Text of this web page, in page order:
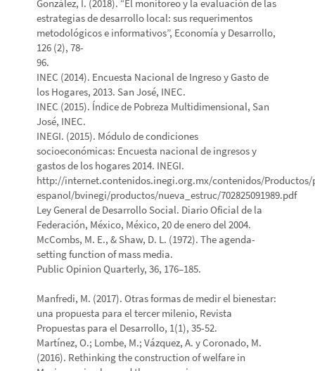
González, I. (2018). “El monitoreo y la evaluación de las
estrategias de desarrollo local: sus requerimentos
metodológicos e informativos”, Economía y Desarrollo,
126 (2), 78-
96.
INEC (2014). Encuesta Nacional de Ingreso y Gasto de
los Hogares, 2013. San José, INEC.
INEC (2015). Índice de Pobreza Multidimensional, San
José, INEC.
INEGI. (2015). Módulo de condiciones
socioeconómicas: Encuesta nacional de ingresos y
gastos de los hogares 2014. INEGI.
http://internet.contenidos.inegi.org.mx/contenidos/
espanol/bvinegi/productos/nueva_estruc/702825091989.pdf
Ley General de Desarrollo Social. Diario Oficial de la
Federación, México, México, 20 de enero del 2004.
McCombs, M. E., & Shaw, D. L. (1972). The agenda-
setting function of mass media.
Public Opinion Quarterly, 36, 176–185.
Manfredi, M. (2017). Otras formas de medir el bienestar:
una propuesta para el tercer milenio, Revista
Propuestas para el Desarrollo, 1(1), 35-52.
Martínez, O.; Lombe, M.; Vázquez, A. y Coronado, M.
(2016). Rethinking the construction of welfare in